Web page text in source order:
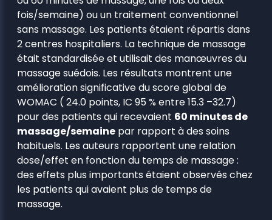
fois/semaine) ou un traitement conventionnel
sans massage. Les patients étaient répartis dans
2 centres hospitaliers. La technique de massage
était standardisée et utilisait des manœuvres du
massage suédois. Les résultats montrent une
amélioration significative du score global de
WOMAC ( 24.0 points, IC 95 % entre 15.3 –32.7)
pour des patients qui recevaient 60 minutes de
massage/semaine par rapport à des soins
habituels. Les auteurs rapportent une relation
dose/effet en fonction du temps de massage :
des effets plus importants étaient observés chez
les patients qui avaient plus de temps de
massage.